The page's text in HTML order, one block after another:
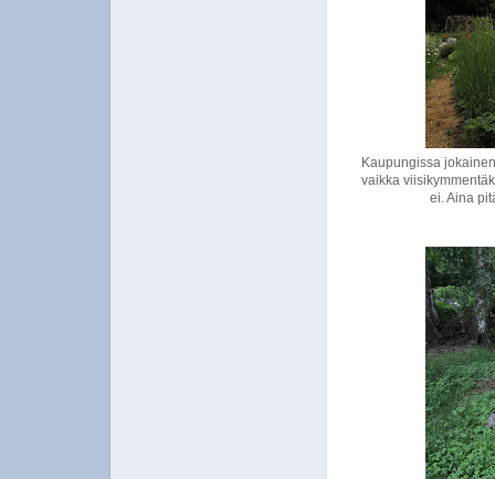
Kaupungissa
vaikka
ei. Aina